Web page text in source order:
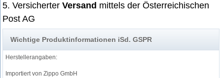
5. VersicherterVersand mittels der Österreichischen
Post AG
Wichtige Produktinformationen iSd. GSPR
Herstellerangaben:
Importiert von Zippo GmbH